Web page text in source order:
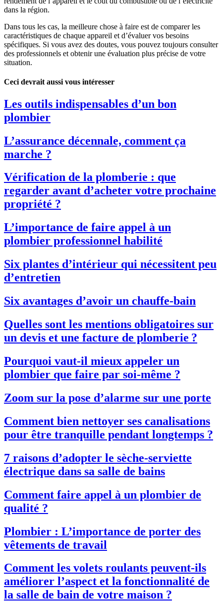
dans la région.
Dans tous les cas, la meilleure chose à faire est de comparer les
caractéristiques de chaque appareil et d’évaluer vos besoins
spécifiques. Si vous avez des doutes, vous pouvez toujours consulter
des professionnels et obtenir une évaluation plus précise de votre
situation.
Ceci devrait aussi vous intéresser
Les outils indispensables d’un bon
plombier
L’assurance décennale, comment ça
marche ?
Vérification de la plomberie : que
regarder avant d’acheter votre prochaine
propriété ?
L’importance de faire appel à un
plombier professionnel habilité
Six plantes d’intérieur qui nécessitent peu
d’entretien
Six avantages d’avoir un chauffe-bain
Quelles sont les mentions obligatoires sur
un devis et une facture de plomberie ?
Pourquoi vaut-il mieux appeler un
plombier que faire par soi-même ?
Zoom sur la pose d’alarme sur une porte
Comment bien nettoyer ses canalisations
pour être tranquille pendant longtemps ?
7 raisons d’adopter le sèche-serviette
électrique dans sa salle de bains
Comment faire appel à un plombier de
qualité ?
Plombier : L’importance de porter des
vêtements de travail
Comment les volets roulants peuvent-ils
améliorer l’aspect et la fonctionnalité de
la salle de bain de votre maison ?